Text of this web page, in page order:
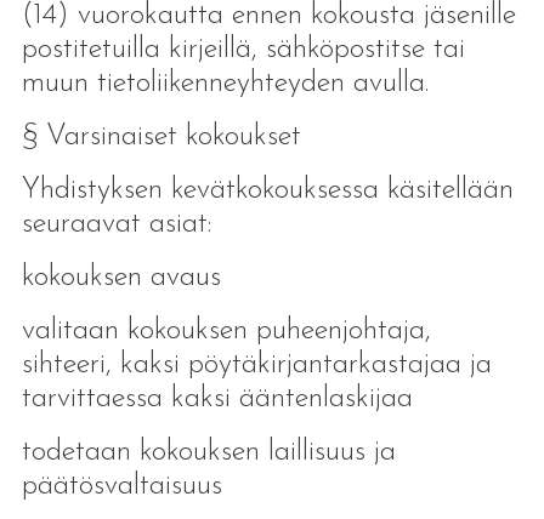
(14) vuorokautta ennen kokousta jäsenille
postitetuilla kirjeillä, sähköpostitse tai
muun tietoliikenneyhteyden avulla.
§ Varsinaiset kokoukset
Yhdistyksen kevätkokouksessa käsitellään
seuraavat asiat:
kokouksen avaus
valitaan kokouksen puheenjohtaja,
sihteeri, kaksi pöytäkirjantarkastajaa ja
tarvittaessa kaksi ääntenlaskijaa
todetaan kokouksen laillisuus ja
päätösvaltaisuus